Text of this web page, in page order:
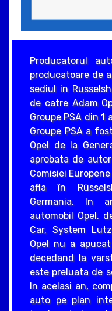
Producatorul
producatoare de
sediul in
de catre Adam
Groupe PSA din 1
Groupe PSA a
Opel de la
aprobata de
Comisiei
afla în
Germania. In
automobil Opel,
Car, System
Opel nu a
decedand la
este preluata de
In acelasi an,
auto pe plan